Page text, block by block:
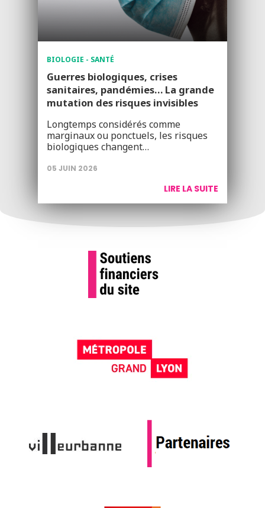
BIOLOGIE - SANTÉ
Guerres biologiques, crises
sanitaires, pandémies… La grande
mutation des risques invisibles
Longtemps considérés comme
marginaux ou ponctuels, les risques
biologiques changent…
05 JUIN 2026
LIRE LA SUITE